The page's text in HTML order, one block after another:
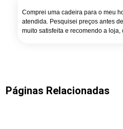
Comprei uma cadeira para o meu
atendida. Pesquisei preços antes
muito satisfeita e recomendo a loja,
Páginas Relacionadas